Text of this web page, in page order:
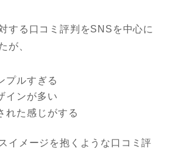
する口コミ評判をSNSを中心に
が、
プルすぎる
インが多い
れた感じがする
イメージを抱くような口コミ評